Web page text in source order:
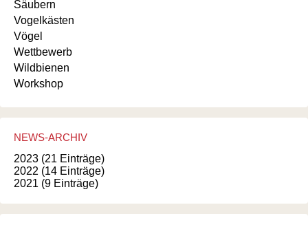
Säubern
Vogelkästen
Vögel
Wettbewerb
Wildbienen
Workshop
NEWS-ARCHIV
2023 (21 Einträge)
2022 (14 Einträge)
2021 (9 Einträge)